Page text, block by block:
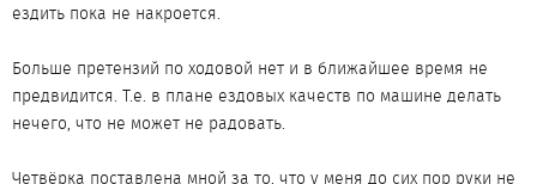
ездить пока не накроется.
Больше претензий по ходовой нет и в ближайшее время не
предвидится. Т.е. в плане ездовых качеств по машине делать
нечего, что не может не радовать.
Четвёрка поставлена мной за то, что у меня до сих пор руки не